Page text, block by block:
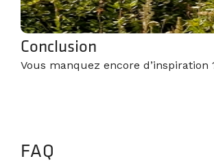
Conclusion
Vous manquez encore
FAQ